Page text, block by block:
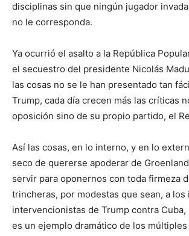
disciplinas sin que ningún jugador
no le corresponda.
Ya ocurrió el asalto a la República
el secuestro del presidente Nicolás
las cosas no se le han presentado tan
Trump, cada día crecen más las críticas
oposición sino de su propio partido, el
Así las cosas, en lo interno, y en lo
seco de quererse apoderar de
servir para oponernos con toda firmeza
trincheras, por modestas que sean, a los
intervencionistas de Trump contra
es un ejemplo dramático de los